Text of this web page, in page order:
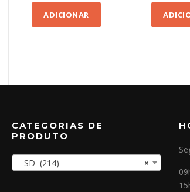
ADICIONAR
CATEGORIAS DE
PRODUTO
×
SD (214)